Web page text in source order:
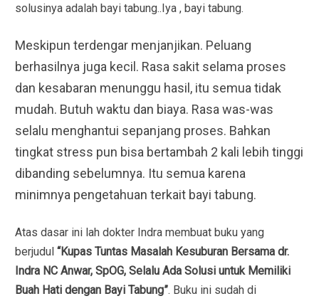
solusinya adalah bayi tabung..Iya , bayi tabung.
Meskipun terdengar menjanjikan. Peluang
berhasilnya juga kecil. Rasa sakit selama proses
dan kesabaran menunggu hasil, itu semua tidak
mudah. Butuh waktu dan biaya. Rasa was-was
selalu menghantui sepanjang proses. Bahkan
tingkat stress pun bisa bertambah 2 kali lebih tinggi
dibanding sebelumnya. Itu semua karena
minimnya pengetahuan terkait bayi tabung.
Atas dasar ini lah dokter Indra membuat buku yang
berjudul“Kupas Tuntas Masalah Kesuburan Bersama dr.
Indra NC Anwar, SpOG, Selalu Ada Solusi untuk Memiliki
Buah Hati dengan Bayi Tabung”. Buku ini sudah di